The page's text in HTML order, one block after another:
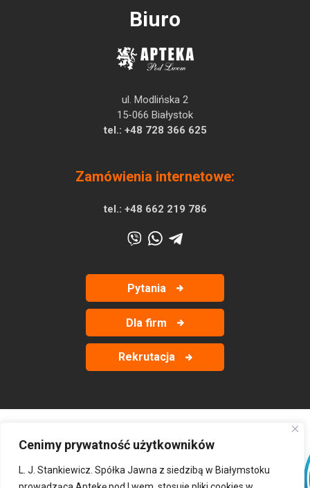
Cenimy prywatność użytkowników
L. J. Stankiewicz. Spółka Jawna z siedzibą w Białymstoku
Biuro
ul. Modlińska 2
15-066 Białystok
tel.: +48 728 366 625
Zamówienia internetowe:
tel.: +48 662 219 786
Pytania
Dla firm
Rekrutacja
‹